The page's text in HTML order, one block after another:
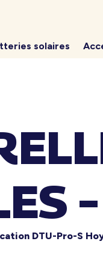
solaires
DTU-Pro-S